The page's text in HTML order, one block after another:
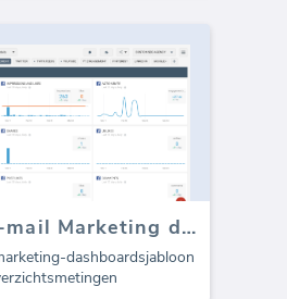
SendGrid E-mail Marketing dashboard
dashboardsjabloon